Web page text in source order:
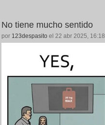
No tiene mucho sentido
por 123despasito el 22 abr 2025, 16:18